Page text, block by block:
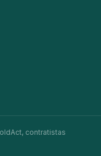
contratistas